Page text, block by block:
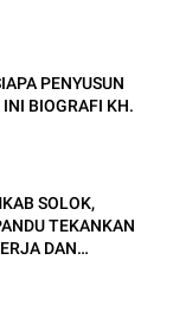
PENYUSUN
BIOGRAFI KH.
SOLOK,
TEKANKAN
DAN